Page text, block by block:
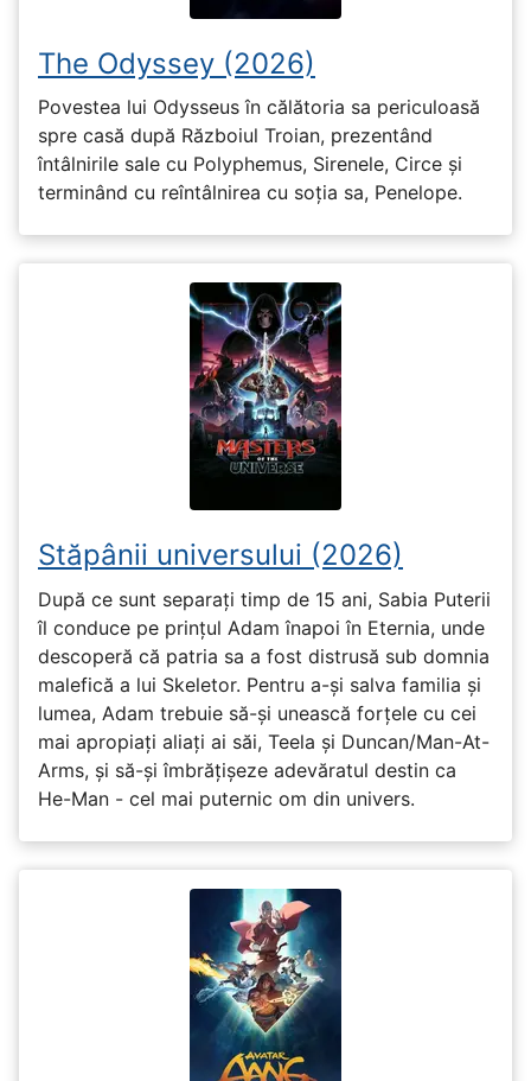
The Odyssey (2026)
Povestea lui Odysseus în călătoria sa periculoasă
spre casă după Războiul Troian, prezentând
întâlnirile sale cu Polyphemus, Sirenele, Circe și
terminând cu reîntâlnirea cu soția sa, Penelope.
Stăpânii universului (2026)
După ce sunt separați timp de 15 ani, Sabia Puterii
îl conduce pe prințul Adam înapoi în Eternia, unde
descoperă că patria sa a fost distrusă sub domnia
malefică a lui Skeletor. Pentru a-și salva familia și
lumea, Adam trebuie să-și unească forțele cu cei
mai apropiați aliați ai săi, Teela și Duncan/Man-At-
Arms, și să-și îmbrățișeze adevăratul destin ca
He-Man - cel mai puternic om din univers.